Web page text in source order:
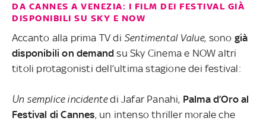
DA CANNES A VENEZIA: I FILM DEI FESTIVAL GIÀ
DISPONIBILI SU SKY E NOW
Accanto alla prima TV di Sentimental Value, sono già
disponibili on demand su Sky Cinema e NOW altri
titoli protagonisti dell’ultima stagione dei festival:
Un semplice incidentedi Jafar Panahi, Palma d’Oro al
Festival di Cannes, un intenso thriller morale che